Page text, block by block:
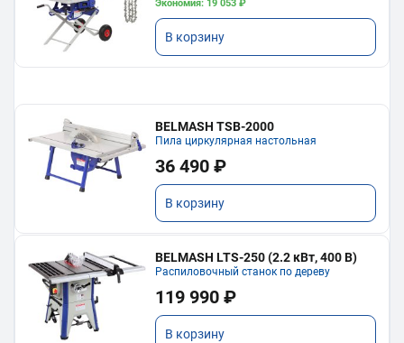
Экономия: 19 053 ₽
В корзину
BELMASH TSB-2000
Пила циркулярная настольная
36 490 ₽
В корзину
BELMASH LTS-250 (2.2 кВт, 400 В)
Распиловочный станок по дереву
119 990 ₽
В корзину